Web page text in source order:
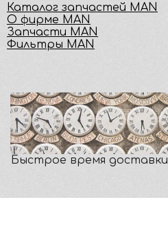
Каталог запчастей MAN
О фирме MAN
Запчасти MAN
Фильтры MAN
Быстрое время доставки